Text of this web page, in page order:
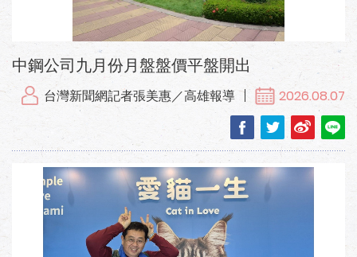
中鋼公司九月份月盤盤價平盤開出
台灣新聞網記者張美惠／高雄報導 2026.08.07